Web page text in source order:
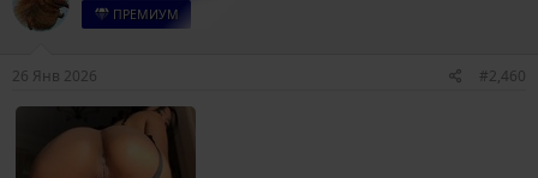
и
ПРЕМИУМ
26 Янв 2026 #2,460